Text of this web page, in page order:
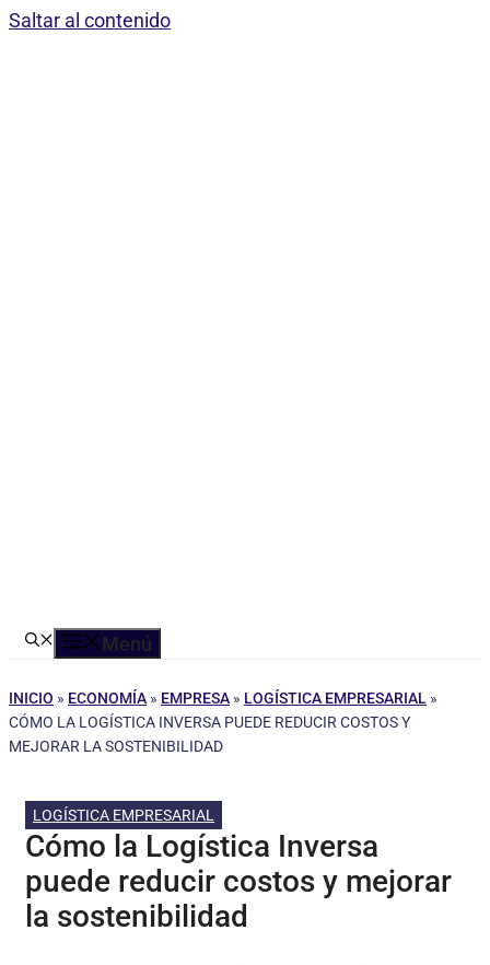
Saltar al contenido
Menú
INICIO » ECONOMÍA » EMPRESA » LOGÍSTICA EMPRESARIAL »
CÓMO LA LOGÍSTICA INVERSA PUEDE REDUCIR COSTOS Y
MEJORAR LA SOSTENIBILIDAD
LOGÍSTICA EMPRESARIAL
Cómo la Logística Inversa
puede reducir costos y mejorar
la sostenibilidad